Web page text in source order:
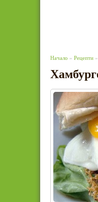
Начало » Рецепти